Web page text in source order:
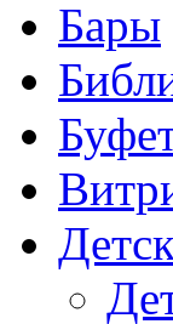
Бары